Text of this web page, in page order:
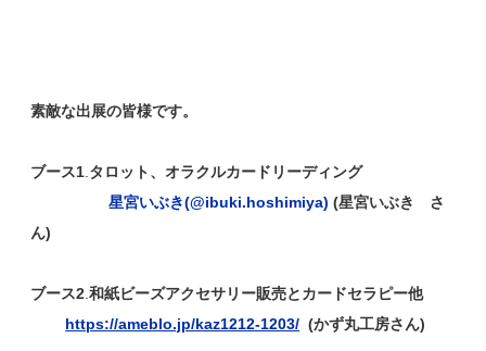
素敵な出展の皆様です。
ブース1.タロット、オラクルカードリーディング
星宮いぶき(@ibuki.hoshimiya)(星宮いぶき さ
ん)
ブース2.和紙ビーズアクセサリー販売とカードセラピー他
https://ameblo.jp/kaz1212-1203/ (かず丸工房さん)